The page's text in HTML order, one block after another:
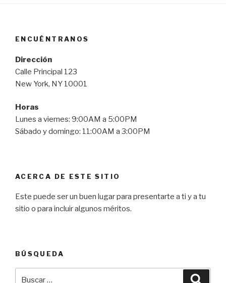
ENCUÉNTRANOS
Dirección
Calle Principal 123
New York, NY 10001
Horas
Lunes a viernes: 9:00AM a 5:00PM
Sábado y domingo: 11:00AM a 3:00PM
ACERCA DE ESTE SITIO
Este puede ser un buen lugar para presentarte a ti y a tu
sitio o para incluir algunos méritos.
BÚSQUEDA